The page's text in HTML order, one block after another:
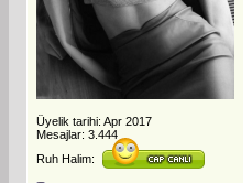
Üyelik tarihi: Apr 2017
Mesajlar: 3.444
Ruh Halim: